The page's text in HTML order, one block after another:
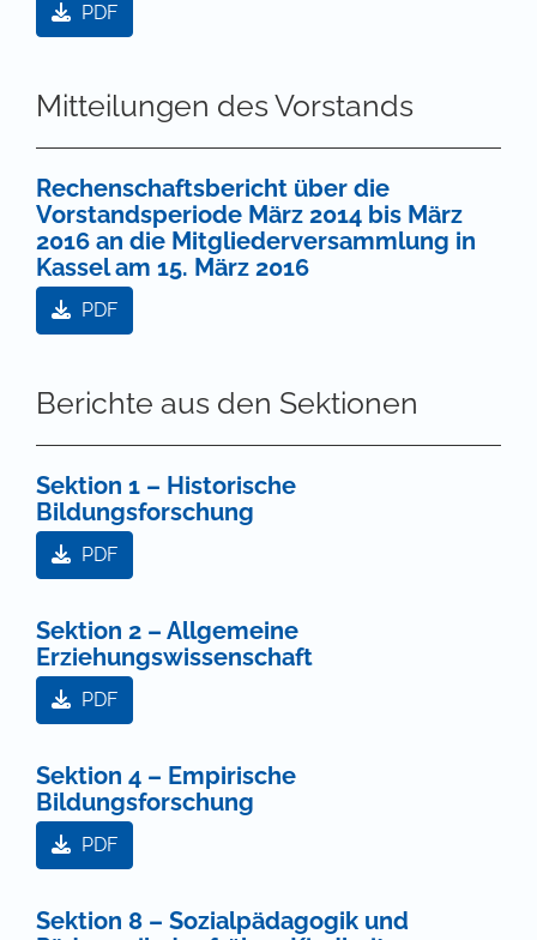
PDF
Mitteilungen des Vorstands
Rechenschaftsbericht über die
Vorstandsperiode März 2014 bis März
2016 an die Mitgliederversammlung in
Kassel am 15. März 2016
PDF
Berichte aus den Sektionen
Sektion 1 – Historische
Bildungsforschung
PDF
Sektion 2 – Allgemeine
Erziehungswissenschaft
PDF
Sektion 4 – Empirische
Bildungsforschung
PDF
Sektion 8 – Sozialpädagogik und